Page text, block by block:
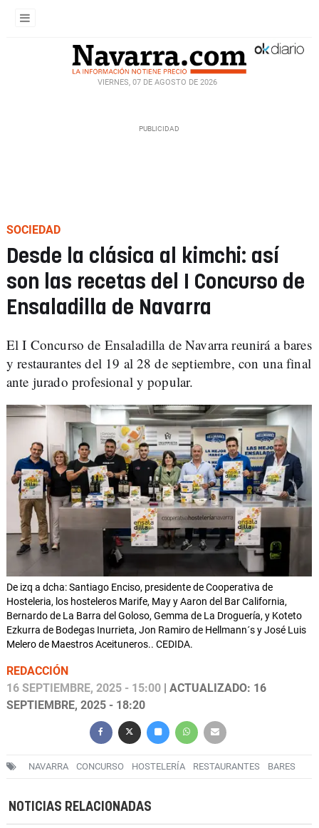
VIERNES, 07 DE AGOSTO DE 2026
SOCIEDAD
Desde la clásica al kimchi: así
son las recetas del I Concurso de
Ensaladilla de Navarra
El I Concurso de Ensaladilla de Navarra reunirá a bares
y restaurantes del 19 al 28 de septiembre, con una final
ante jurado profesional y popular.
De izq a dcha: Santiago Enciso, presidente de Cooperativa de
Hosteleria, los hosteleros Marife, May y Aaron del Bar California,
Bernardo de La Barra del Goloso, Gemma de La Droguería, y Koteto
Ezkurra de Bodegas Inurrieta, Jon Ramiro de Hellmann´s y José Luis
Melero de Maestros Aceituneros.. CEDIDA.
REDACCIÓN
16 SEPTIEMBRE, 2025 - 15:00 | ACTUALIZADO: 16
SEPTIEMBRE, 2025 - 18:20
NAVARRA CONCURSO HOSTELERÍA RESTAURANTES BARES
NOTICIAS RELACIONADAS